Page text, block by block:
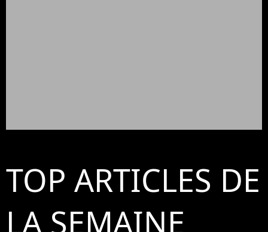
TOP ARTICLES DE
LA SEMAINE